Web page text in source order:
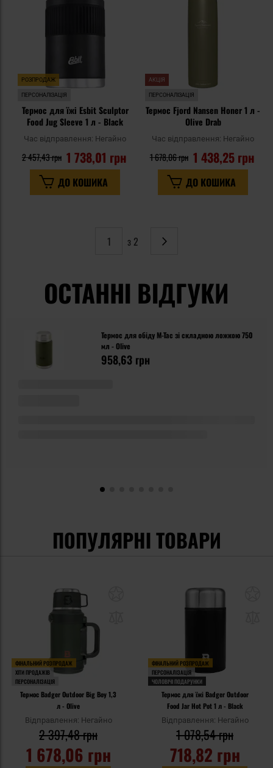
РОЗПРОДАЖ
ПЕРСОНАЛІЗАЦІЯ
Термос для їжі Esbit Sculptor
Food Jug Sleeve 1 л - Black
Час відправлення: Негайно
1 738,01 грн
2 457,43 грн
ДО КОШИКА
АКЦІЯ
ПЕРСОНАЛІЗАЦІЯ
Термос Fjord Nansen Honer 1 л -
Olive Drab
Час відправлення: Негайно
1 438,25 грн
1 678,06 грн
ДО КОШИКА
з 2
Сторінка
Наступне
ОСТАННІ ВІДГУКИ
Термос для обіду M-Tac зі складною ложкою 750
мл - Olive
958,63 грн
ПОПУЛЯРНІ ТОВАРИ
ФІНАЛЬНИЙ РОЗПРОДАЖ
ХІТИ ПРОДАЖІВ
ПЕРСОНАЛІЗАЦІЯ
Термос Badger Outdoor Big Boy 1,3
л - Olive
Відправлення: Негайно
1 678,06 грн
2 397,48 грн
ФІНАЛЬНИЙ РОЗПРОДАЖ
ПЕРСОНАЛІЗАЦІЯ
ЧОЛОВІЧІ ПОДАРУНКИ
Термос для їжі Badger Outdoor
Food Jar Hot Pot 1 л - Black
Відправлення: Негайно
718,82 грн
1 078,54 грн